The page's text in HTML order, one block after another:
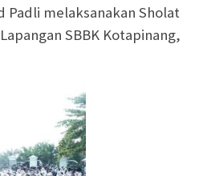
Padli melaksanakan Sholat
SBBK Kotapinang,